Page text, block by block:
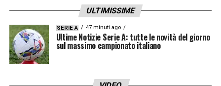
ULTIMISSIME
SERIE A 47 minuti ago
Ultime Notizie Serie A: tutte le novità del giorno
sul massimo campionato italiano